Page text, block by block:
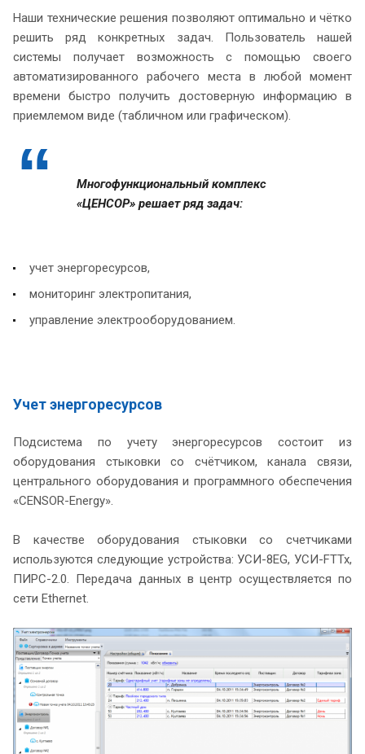
Наши технические решения позволяют оптимально и чётко
решить ряд конкретных задач. Пользователь нашей
системы получает возможность с помощью своего
автоматизированного рабочего места в любой момент
времени быстро получить достоверную информацию в
приемлемом виде (табличном или графическом).
Многофункциональный комплекс
«ЦЕНСОР» решает ряд задач:
учет энергоресурсов,
мониторинг электропитания,
управление электрооборудованием.
Учет энергоресурсов
Подсистема по учету энергоресурсов состоит из
оборудования стыковки со счётчиком, канала связи,
центрального оборудования и программного обеспечения
«CENSOR-Energy».
В качестве оборудования стыковки со счетчиками
используются следующие устройства: УСИ-8ЕG, УСИ-FTTx,
ПИРС-2.0. Передача данных в центр осуществляется по
сети Ethernet.